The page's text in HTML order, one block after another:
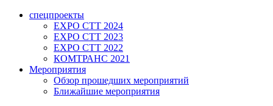
спецпроекты
EXPO CTT 2024
EXPO CTT 2023
EXPO CTT 2022
КОМТРАНС 2021
Мероприятия
Обзор прошедших мероприятий
Ближайшие мероприятия